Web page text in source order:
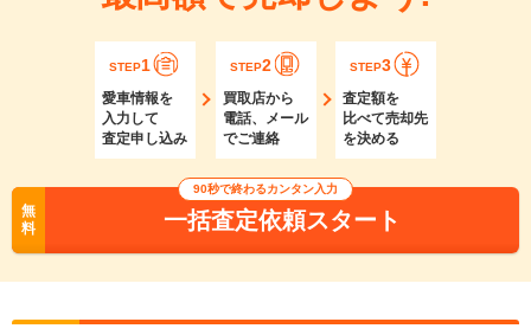
STEP1
愛車情報を
入力して
査定申し込み
STEP2
買取店から
電話、メール
でご連絡
STEP3
査定額を
比べて売却先
を決める
無
料
90秒で終わるカンタン入力
一括査定依頼スタート